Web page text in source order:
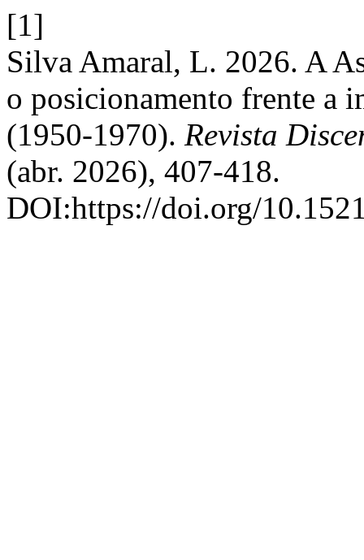
[1]
Silva Amaral, L. 2026. A
o posicionamento frente a
(1950-1970). Revista
(abr. 2026), 407-418.
DOI:https://doi.org/